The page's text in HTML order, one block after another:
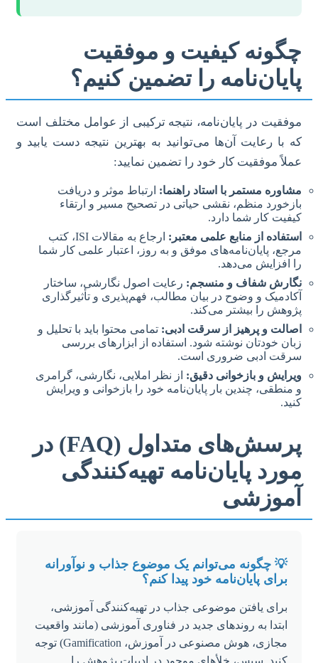
چگونه کیفیت و موفقیت
پایان‌نامه را تضمین کنیم؟
موفقیت در پایان‌نامه، نتیجه ترکیبی از عوامل مختلف است
که با رعایت آن‌ها می‌توانید به بهترین نتیجه دست یابید و
عملاً موفقیت کار خود را تضمین نمایید:
مشاوره مستمر با استاد راهنما: ارتباط موثر و دریافت
بازخورد منظم، نقشی حیاتی در تصحیح مسیر و ارتقاء
کیفیت کار شما دارد.
استفاده از منابع علمی معتبر:
ارجاع به مقالات ISI، کتب
مرجع، پایان‌نامه‌های موفق و به روز، اعتبار علمی کار شما
را افزایش می‌دهد.
نگارش شفاف و منسجم: رعایت اصول نگارشی، ساختار
آکادمیک و وضوح در بیان مطالب، فهم‌پذیری و تأثیرگذاری
پژوهش را بیشتر می‌کند.
اصالت و پرهیز از سرقت ادبی: تمامی محتوا باید با تحلیل و
زبان خودتان نوشته شود. استفاده از ابزارهای بررسی
سرقت ادبی ضروری است.
ویرایش و بازخوانی دقیق: از نظر املایی، نگارشی، گرامری
و منطقی، چندین بار پایان‌نامه خود را بازخوانی و ویرایش
کنید.
پرسش‌های متداول (FAQ) در
مورد پایان‌نامه تهیه‌کنندگی
آموزشی
💡 چگونه می‌توانم یک موضوع جذاب و نوآورانه
برای پایان‌نامه خود پیدا کنم؟
برای یافتن موضوعی جذاب در تهیه‌کنندگی آموزشی،
ابتدا به روندهای جدید در فناوری آموزشی (مانند واقعیت
مجازی، هوش مصنوعی در آموزش، Gamification) توجه